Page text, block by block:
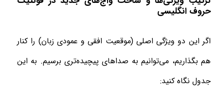
حروف انگلیسی
اگر این دو ویژگی اصلی (موقعیت افقی و عمودی زبان) را کنار
هم بگذاریم، می‌توانیم به صداهای پیچیده‌تری برسیم. به این
جدول نگاه کنید: